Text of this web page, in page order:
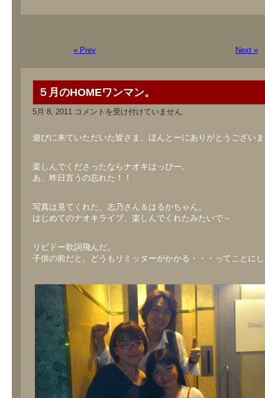
« Prev Next »
５月のHOMEワンマン。
5月 8, 2011 ５
HOME
ワ
ン。
は
コメントを受け付けていません
遊びに来ていただいた皆さま、ほんとーにありがとうござい
楽しんでくださったならナオキはっぴー。
あ、昨日言うの忘れた！！
写真は見てくれた、志乃さん＆はるかちゃん。
はじめてのナオキライブ、楽しんでくれたみたいで～
リビドー歌詞飛んだ。
子供の前だと、どうもリミッターがかかる・・・ってことに